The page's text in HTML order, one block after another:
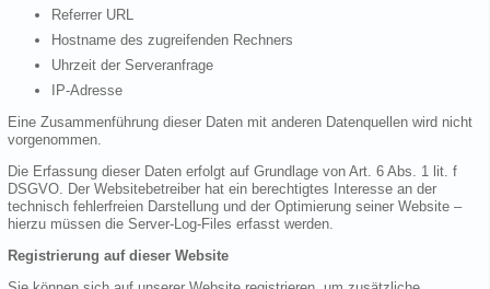
Referrer URL
Hostname des zugreifenden Rechners
Uhrzeit der Serveranfrage
IP-Adresse
Eine Zusammenführung dieser Daten mit anderen Datenquellen wird nicht
vorgenommen.
Die Erfassung dieser Daten erfolgt auf Grundlage von Art. 6 Abs. 1 lit. f
DSGVO. Der Websitebetreiber hat ein berechtigtes Interesse an der
technisch fehlerfreien Darstellung und der Optimierung seiner Website –
hierzu müssen die Server-Log-Files erfasst werden.
Registrierung auf dieser Website